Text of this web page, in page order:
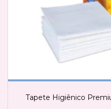
Tapete Higiênico